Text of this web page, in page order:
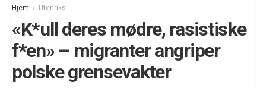
Hjem Utenriks
«K*ull deres mødre, rasistiske
f*en» – migranter angriper
polske grensevakter